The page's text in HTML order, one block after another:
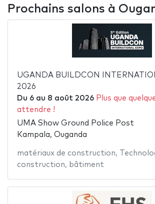
Prochains salons à
UGANDA BUILDCON
2026
Du 6au 8 août 2026 Plus que
attendre !
UMA Show Ground Police Post
Kampala, Ouganda
matériaux de construction,
construction, bâtiment